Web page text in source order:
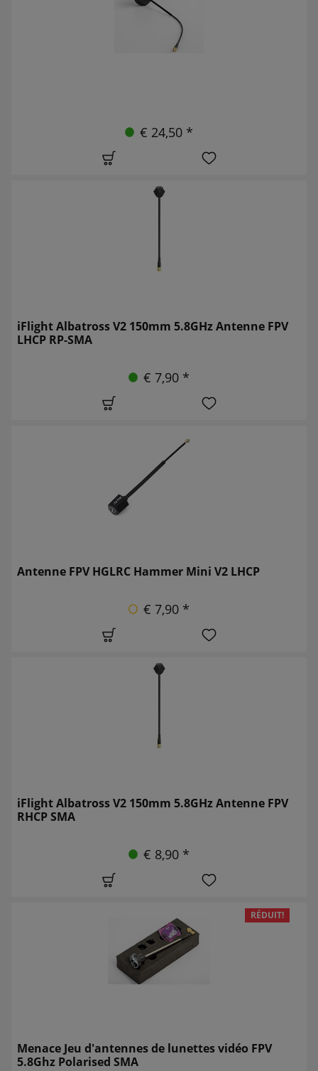
€ 24,50 *
iFlight Albatross V2 150mm 5.8GHz Antenne FPV
LHCP RP-SMA
€ 7,90 *
Antenne FPV HGLRC Hammer Mini V2 LHCP
€ 7,90 *
iFlight Albatross V2 150mm 5.8GHz Antenne FPV
RHCP SMA
€ 8,90 *
RÉDUIT!
Menace Jeu d'antennes de lunettes vidéo FPV
5.8Ghz Polarised SMA